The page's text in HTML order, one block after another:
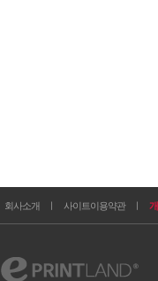
회사소개 ㅣ 사이트이용약관 ㅣ